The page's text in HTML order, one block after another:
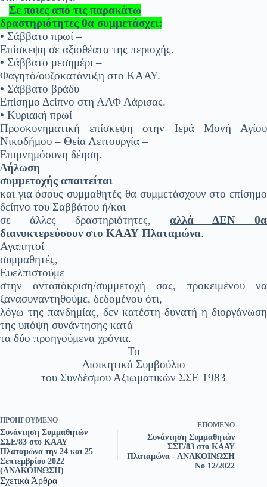
– Σε ποιες από τις παρακάτω
δραστηριότητες θα συμμετάσχει:
• Σάββατο πρωί –
Επίσκεψη σε αξιοθέατα της περιοχής.
• Σάββατο μεσημέρι –
Φαγητό/ουζοκατάνυξη στο ΚΑΑΥ.
• Σάββατο βράδυ –
Επίσημο Δείπνο στη ΛΑΦ Λάρισας.
• Κυριακή πρωί –
Προσκυνηματική επίσκεψη στην Ιερά Μονή Αγίου
Νικοδήμου – Θεία Λειτουργία –
Επιμνημόσυνη δέηση.
Δήλωση
συμμετοχής απαιτείται
και για όσους συμμαθητές θα συμμετάσχουν στο επίσημο
δείπνο του Σαββάτου ή/και
σε άλλες δραστηριότητες, αλλά ΔΕΝ θα
διανυκτερεύσουν στο ΚΑΑΥ Πλαταμώνα.
Αγαπητοί
συμμαθητές,
Ευελπιστούμε
στην ανταπόκριση/συμμετοχή σας, προκειμένου να
ξανασυναντηθούμε, δεδομένου ότι,
λόγω της πανδημίας, δεν κατέστη δυνατή η διοργάνωση
της υπόψη συνάντησης κατά
τα δύο προηγούμενα χρόνια.
Το
Διοικητικό Συμβούλιο
του Συνδέσμου Αξιωματικών ΣΣΕ 1983
ΠΡΟΗΓΟΎΜΕΝΟ
Συνάντηση Συμμαθητών
ΣΣΕ/83 στο ΚΑΑΥ
Πλαταμώνα την 24 και 25
Σεπτεμβρίου 2022
(ΑΝΑΚΟΙΝΩΣΗ)
ΕΠΌΜΕΝΟ
Συνάντηση Συμμαθητών
ΣΣΕ/83 στο ΚΑΑΥ
Πλαταμώνα - ΑΝΑΚΟΙΝΩΣΗ
Νο 12/2022
Σχετικά Άρθρα